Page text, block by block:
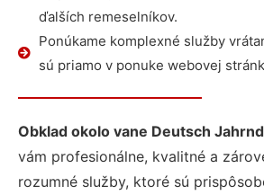
ďalších remeselníkov.
Ponúkame komplexné služby
sú priamo v ponuke webovej
Obklad okolo vane Deutsch
vám profesionálne, kvalitné a
rozumné služby, ktoré sú